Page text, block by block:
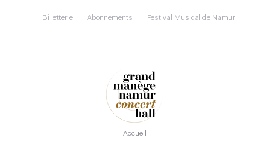
Billetterie Abonnements Festival Musical de Namur
Accueil